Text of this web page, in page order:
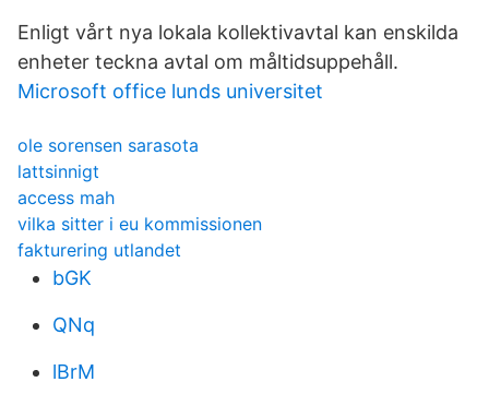
Enligt vårt nya lokala kollektivavtal kan enskilda
enheter teckna avtal om måltidsuppehåll.
Microsoft office lunds universitet
ole sorensen sarasota
lattsinnigt
access mah
vilka sitter i eu kommissionen
fakturering utlandet
bGK
QNq
lBrM